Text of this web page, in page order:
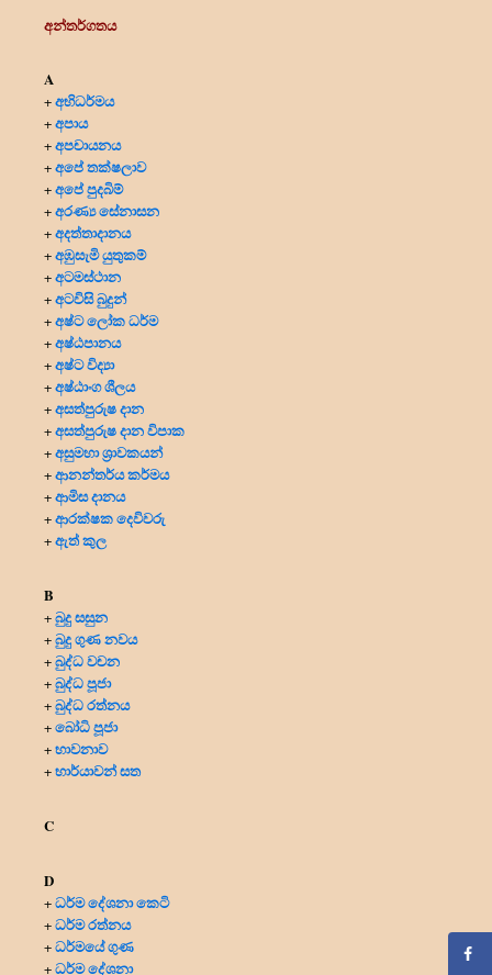
අන්තර්ගතය
A
+අභිධර්මය
+අපාය
+අපචායනය
+අපේ තක්ෂලාව
+අපේ පුදබිම්
+අරණ්‍ය සේනාසන
+අදත්තාදානය
+අඹුසැමි යුතුකම්
+අටමස්ථාන
+අටවිසි බුදුන්
+අෂ්ට ලෝක ධර්ම
+අෂ්ඨපානය
+අෂ්ට විද්‍යා
+අෂ්ඨාංග ශීලය
+අසත්පුරුෂ දාන
+අසත්පුරුෂ දාන විපාක
+අසුමහා ශ්‍රාවකයන්
+ආනන්තර්ය කර්මය
+ආමිස දානය
+ආරක්ෂක දෙවිවරු
+ඇත් කුල
B
+බුදු සසුන
+බුදු ගුණ නවය
+බුද්ධ වචන
+බුද්ධ පූජා
+බුද්ධ රත්නය
+බෝධි පූජා
+භාවනාව
+භාර්යාවන් සත
C
D
+ධර්ම දේශනා කෙටි
+ධර්ම රත්නය
+ධර්මයේ ගුණ
+ධර්ම දේශනා